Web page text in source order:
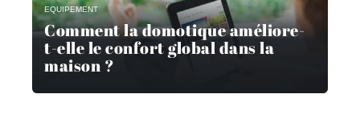
EQUIPEMENT
Comment la domotique améliore-
t-elle le confort global dans la
maison ?